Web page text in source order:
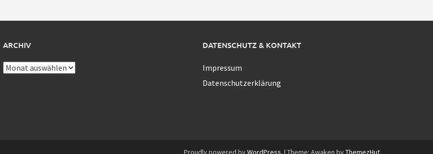
ARCHIV
Archiv
DATENSCHUTZ & KONTAKT
Impressum
Datenschutzerklärung
Proudly powered byWordPress. | Theme: Awaken byThemezHut.